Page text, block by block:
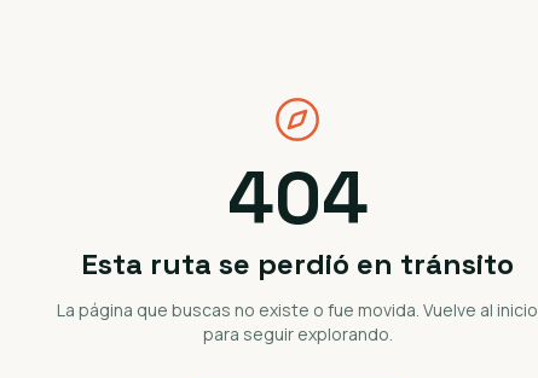
404
Esta ruta se perdió en tránsito
La página que buscas no existe o fue movida. Vuelve al inicio
para seguir explorando.